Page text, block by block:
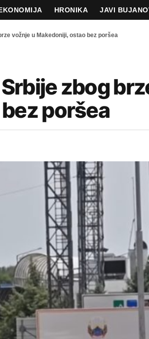
HRONIKA JAVI
vožnje u Makedoniji, ostao bez poršea
zbog
poršea